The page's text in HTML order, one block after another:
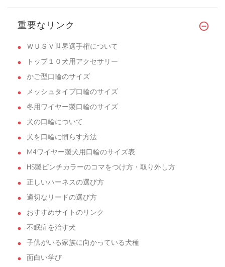
重要なリンク
ＷＵＳＶ世界選手権について
トップ１０犬用アクセサリー
かご型口輪のサイズ
メッシュタイプ口輪のサイズ
冬用ワイヤー製口輪のサイズ
犬の口輪について
犬を口輪に慣らす方法
M4ワイヤー製犬用口輪のサイズ表
HS製ピンチカラーのコマをつけ方・取り外し方
正しいハーネスの選び方
適切なリードの選び方
おすすめサイトのリンク
不眠症を治す犬
子供がいる家族に向かっている犬種
面白い学び